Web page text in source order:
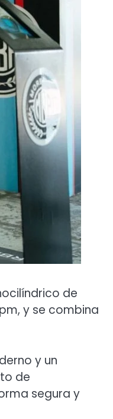
de
y se combina
y un
de
segura y